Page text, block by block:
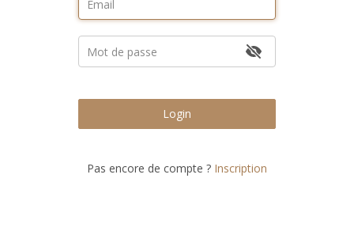
Login
Pas encore de compte ? Inscription